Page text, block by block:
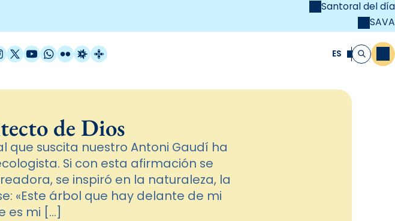
Santoral del día
SAVA
X / Twitter
YouTube
WhatsApp
FlickrRadio Estel
Catalunya Cristiana ES Buscar
de Dios
que suscita nuestro Antoni Gaudí ha
Si con esta afirmación se
se inspiró en la naturaleza, la
«Este árbol que hay delante de mi
es mi […]